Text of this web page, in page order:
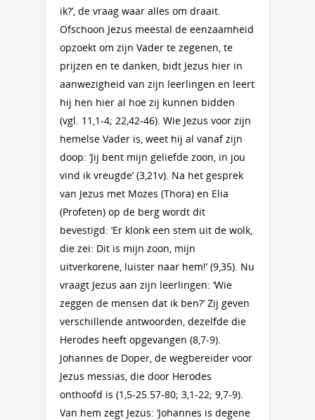
ik?’, de vraag waar alles om draait.
Ofschoon Jezus meestal de eenzaamheid
opzoekt om zijn Vader te zegenen, te
prijzen en te danken, bidt Jezus hier in
aanwezigheid van zijn leerlingen en leert
hij hen hier al hoe zij kunnen bidden
(vgl. 11,1-4; 22,42-46). Wie Jezus voor zijn
hemelse Vader is, weet hij al vanaf zijn
doop: ‘Jij bent mijn geliefde zoon, in jou
vind ik vreugde’ (3,21v). Na het gesprek
van Jezus met Mozes (Thora) en Elia
(Profeten) op de berg wordt dit
bevestigd: ‘Er klonk een stem uit de wolk,
die zei: Dit is mijn zoon, mijn
uitverkorene, luister naar hem!’ (9,35). Nu
vraagt Jezus aan zijn leerlingen: ‘Wie
zeggen de mensen dat ik ben?’ Zij geven
verschillende antwoorden, dezelfde die
Herodes heeft opgevangen (8,7-9).
Johannes de Doper, de wegbereider voor
Jezus messias, die door Herodes
onthoofd is (1,5-25.57-80; 3,1-22; 9,7-9).
Van hem zegt Jezus: ‘Johannes is degene